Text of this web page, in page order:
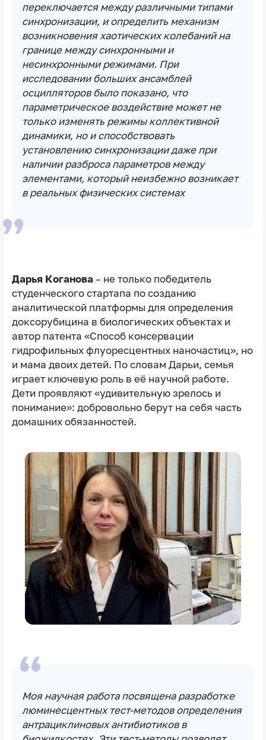
переключается между различными типами
синхронизации, и определить механизм
возникновения хаотических колебаний на
границе между синхронными и
несинхронными режимами. При
исследовании больших ансамблей
осцилляторов было показано, что
параметрическое воздействие может не
только изменять режимы коллективной
динамики, но и способствовать
установлению синхронизации даже при
наличии разброса параметров между
элементами, который неизбежно возникает
в реальных физических системах
Дарья Коганова– не только победитель
студенческого стартапа по созданию
аналитической платформы для определения
доксорубицина в биологических объектах и
автор патента «Способ консервации
гидрофильных флуоресцентных наночастиц», но
и мама двоих детей. По словам Дарьи, семья
играет ключевую роль в её научной работе.
Дети проявляют «удивительную зрелось и
понимание»: добровольно берут на себя часть
домашних обязанностей.
Моя научная работа посвящена разработке
люминесцентных тест-методов определения
антрациклиновых антибиотиков в